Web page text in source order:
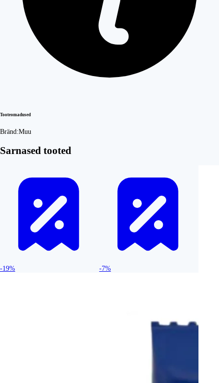
Tooteomadused
Bränd:Muu
Sarnased tooted
-19% -7%